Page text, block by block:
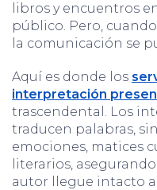
libros y encuentros
público. Pero,
la comunicación se
Aquí es donde los
interpretación
trascendental. Los
traducen palabras,
emociones, matices
literarios,
autor llegue intacto a